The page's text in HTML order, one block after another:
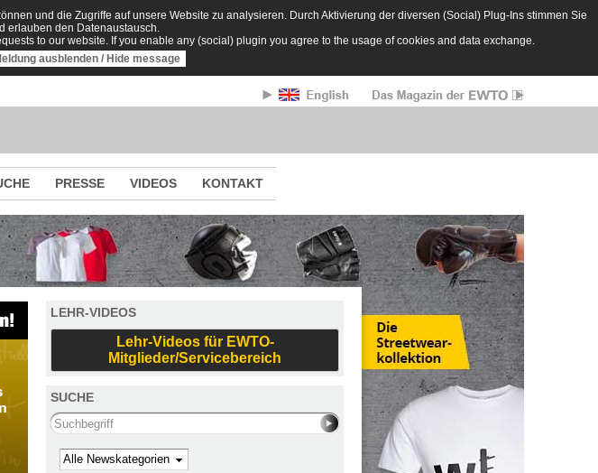
und die Zugriffe auf unsere Website zu analysieren. Durch Aktivierung der diversen (Social) Plug-Ins stimmen Sie
erlauben den Datenaustausch.
to our website. If you enable any (social) plugin you agree to the usage of cookies and data exchange.
ausblenden / Hide message
PRESSE VIDEOS KONTAKT
LEHR-VIDEOS
Lehr-Videos für EWTO-
Mitglieder/Servicebereich
SUCHE
Search this site
Kategorie